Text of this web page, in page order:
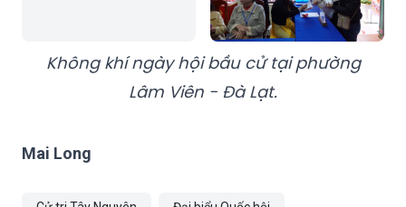
Không khí ngày hội bầu cử tại phường
Lâm Viên - Đà Lạt.
Mai Long